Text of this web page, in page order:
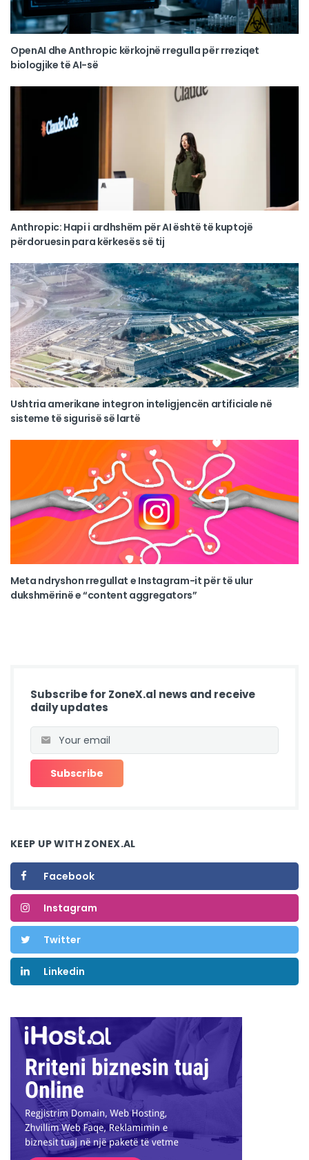
OpenAI dhe Anthropic kërkojnë rregulla për rreziqet
biologjike të AI-së
Anthropic: Hapi i ardhshëm për AI është të kuptojë
përdoruesin para kërkesës së tij
Ushtria amerikane integron inteligjencën artificiale në
sisteme të sigurisë së lartë
Meta ndryshon rregullat e Instagram-it për të ulur
dukshmërinë e “content aggregators”
Subscribe for ZoneX.al news and receive
daily updates
KEEP UP WITH ZONEX.AL
Facebook
Instagram
Twitter
Linkedin